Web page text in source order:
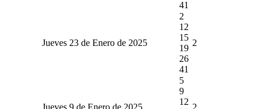
41
Jueves 23 de Enero de 2025
2
12
15
19
26
41
2
Jueves 9 de Enero de 2025
5
9
12
2